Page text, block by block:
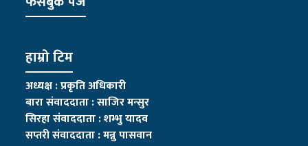
हाम्रो टिम
अध्यक्ष : प्रकृति अधिकारी
बारा संवाददाता : साजिर मन्सुर
सिरहा संवाददाता : शम्भु यादव
सप्तरी संवाददाता:मन्नु पासवान